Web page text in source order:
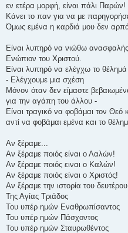
εν ετέρα μορφή, είναι πάλι Παρών!
Κάνει το παν για να με
Όμως εμένα η καρδιά μου δεν
Είναι λυπηρό να νιώθω ανασφαλής
Ενώπιον του Χριστού.
Είναι λυπηρό να ελέγχω το
- Ελέγχουμε μια σχέση
Μόνον όταν δεν είμαστε
για την αγάπη του άλλου -
Είναι τραγικό να φοβάμαι τον Θεό
αντί να φοβάμαι εμένα και το
Αν ξέραμε...
Αν ξέραμε ποιός είναι ο Λαλών!
Αν ξέραμε ποιός ειναι ο Καλών!
Αν ξέραμε ποιός είναι ο Χριστός!
Αν ξέραμε την ιστορία του
Της Αγίας Τριάδος
Του υπέρ ημών Εναθρωπίσαντος
Του υπέρ ημών Πάσχοντος
Του υπέρ ημών Σταυρωθέντος